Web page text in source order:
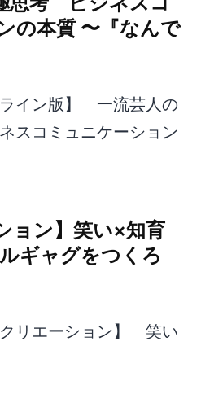
の本質 〜『なんで
ライン版】 一流芸人の
スコミュニケーション
ョン】笑い×知育
ギャグをつくろ
クリエーション】 笑い